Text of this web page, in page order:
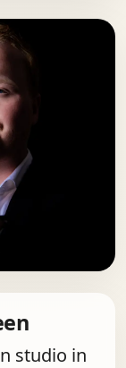
studio in